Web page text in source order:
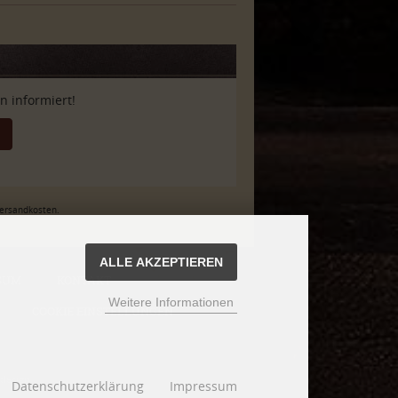
informiert!
KONTAKT
COOKIE EINSTELLUNGEN
ALLE AKZEPTIEREN
Weitere Informationen
Datenschutzerklärung Impressum